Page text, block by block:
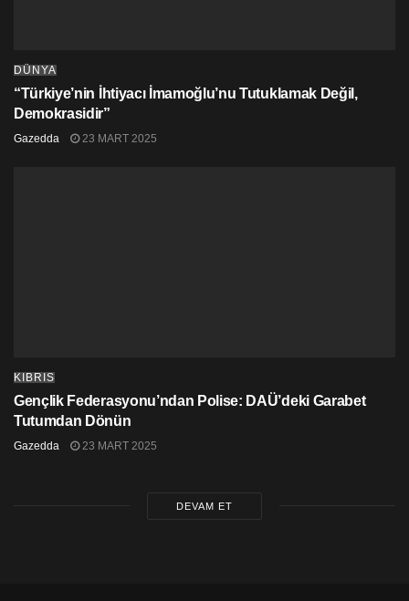
DÜNYA
“Türkiye’nin İhtiyacı İmamoğlu’nu Tutuklamak Değil,
Demokrasidir”
Gazedda 23 MART 2025
KIBRIS
Gençlik Federasyonu’ndan Polise: DAÜ’deki Garabet
Tutumdan Dönün
Gazedda 23 MART 2025
DEVAM ET